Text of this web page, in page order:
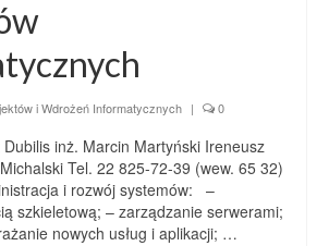
i Wdrożeń Informatycznych | 0
inż. Marcin Martyński Ireneusz
Tel. 22 825-72-39 (wew. 65 32)
i rozwój systemów: –
szkieletową; – zarządzanie serwerami;
nowych usług i aplikacji; …